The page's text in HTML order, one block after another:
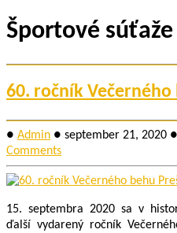
Športové súťaže
60. ročník
● Admin ● september 21, 2020 ●
Comments
15. septembra 2020 sa v
ďalší vydarený ročník